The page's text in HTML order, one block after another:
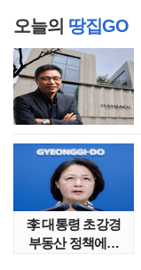
오늘의 땅집GO
李 대통령 초강경
부동산 정책에…